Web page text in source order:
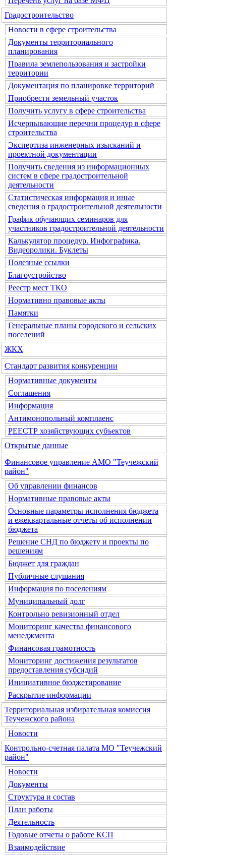
Градостроительство
Новости в сфере строительства
Документы территориального
планирования
Правила землепользования и застройки
территории
Документация по планировке территорий
Приобрести земельный участок
Получить услугу в сфере строительства
Исчерпывающие перечни процедур в сфере
строительства
Экспертиза инженерных изысканий и
проектной документации
Получить сведения из информационных
систем в сфере градостроительной
деятельности
Статистическая информация и иные
сведения о градостроительной деятельности
График обучающих семинаров для
участников градостроительной деятельности
Калькулятор процедур. Инфографика.
Видеоролики. Буклеты
Полезные ссылки
Благоустройство
Реестр мест ТКО
Нормативно правовые акты
Памятки
Генеральные планы городского и сельских
поселений
ЖКХ
Стандарт развития конкуренции
Нормативные документы
Соглашения
Информация
Антимонопольный комплаенс
РЕЕСТР хозяйствующих субъектов
Открытые данные
Финансовое управление АМО "Теучежский
район"
Об управлении финансов
Нормативные правовые акты
Основные параметры исполнения бюджета
и ежеквартальные отчеты об исполнении
бюджета
Решение СНД по бюджету и проекты по
решениям
Бюджет для граждан
Публичные слушания
Информация по поселениям
Муниципальный долг
Контрольно ревизионный отдел
Мониторинг качества финансового
менеджмента
Финансовая грамотность
Мониторинг достижения результатов
предоставления субсидий
Инициативное бюджетирование
Раскрытие информации
Территориальная избирательная комиссия
Теучежского района
Новости
Контрольно-счетная палата МО "Теучежский
район"
Новости
Документы
Структура и состав
План работы
Деятельность
Годовые отчеты о работе КСП
Взаимодействие